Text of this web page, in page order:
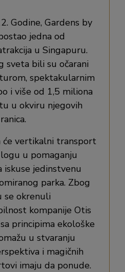
Godine, Gardens by
jedna od
u Singapuru.
sveta bili su očarani
spektakularnim
i više od 1,5 miliona
u okviru njegovih
će vertikalni transport
u pomaganju
iskuse jedinstvenu
parka. Zbog
se okrenuli
kompanije Otis
principima ekološke
u stvaranju
i magičnih
imaju da ponude.